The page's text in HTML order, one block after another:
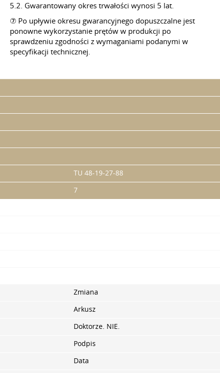
5.2. Gwarantowany okres trwałości wynosi 5 lat.
⑦ Po upływie okresu gwarancyjnego dopuszczalne jest
ponowne wykorzystanie prętów w produkcji po
sprawdzeniu zgodności z wymaganiami podanymi w
specyfikacji technicznej.
TU 48-19-27-88
7
Zmiana
Arkusz
Doktorze. NIE.
Podpis
Data